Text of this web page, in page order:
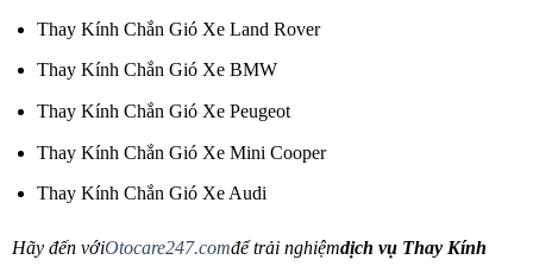
Thay Kính Chắn Gió Xe Land Rover
Thay Kính Chắn Gió Xe BMW
Thay Kính Chắn Gió Xe Peugeot
Thay Kính Chắn Gió Xe Mini Cooper
Thay Kính Chắn Gió Xe Audi
Hãy đến vớiOtocare247.comđể trải nghiệmdịch vụ Thay Kính